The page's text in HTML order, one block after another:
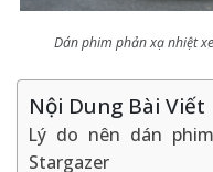
Dán phim phản xạ nhiệt
Nội Dung Bài Viết
Lý do nên dán
Stargazer